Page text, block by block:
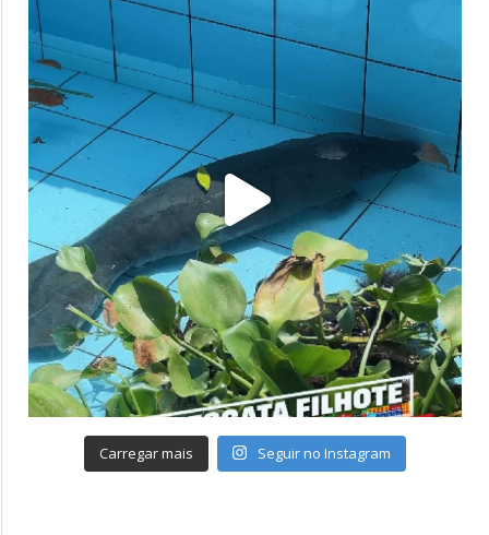
Carregar mais Seguir no Instagram